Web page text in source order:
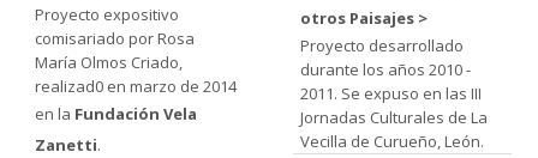
Proyecto expositivo
comisariado por Rosa
María Olmos Criado,
realizad0 en marzo de 2014
en la Fundación Vela
Zanetti.
otros Paisajes
Proyecto desarrollado
durante los años 2010 -
2011. Se expuso en las III
Jornadas Culturales de La
Vecilla de Curueño, León.